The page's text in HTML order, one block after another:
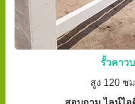
รั้วคาว
สูง 120 ซ